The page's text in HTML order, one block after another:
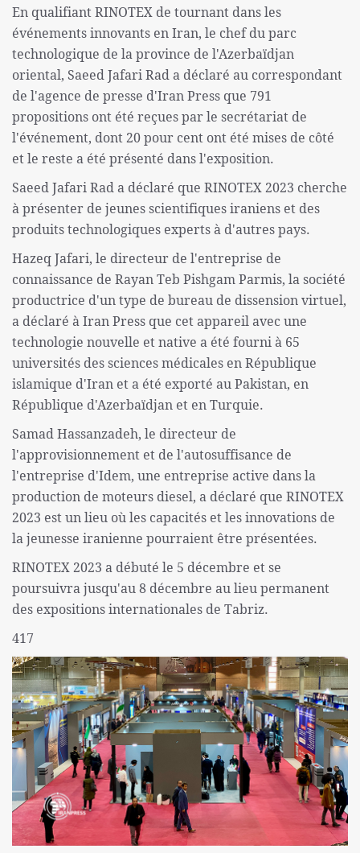
En qualifiant RINOTEX de tournant dans les
événements innovants en Iran, le chef du parc
technologique de la province de l'Azerbaïdjan
oriental, Saeed Jafari Rad a déclaré au correspondant
de l'agence de presse d'Iran Press que 791
propositions ont été reçues par le secrétariat de
l'événement, dont 20 pour cent ont été mises de côté
et le reste a été présenté dans l'exposition.
Saeed Jafari Rad a déclaré que RINOTEX 2023 cherche
à présenter de jeunes scientifiques iraniens et des
produits technologiques experts à d'autres pays.
Hazeq Jafari, le directeur de l'entreprise de
connaissance de Rayan Teb Pishgam Parmis, la société
productrice d'un type de bureau de dissension virtuel,
a déclaré à Iran Press que cet appareil avec une
technologie nouvelle et native a été fourni à 65
universités des sciences médicales en République
islamique d'Iran et a été exporté au Pakistan, en
République d'Azerbaïdjan et en Turquie.
Samad Hassanzadeh, le directeur de
l'approvisionnement et de l'autosuffisance de
l'entreprise d'Idem, une entreprise active dans la
production de moteurs diesel, a déclaré que RINOTEX
2023 est un lieu où les capacités et les innovations de
la jeunesse iranienne pourraient être présentées.
RINOTEX 2023 a débuté le 5 décembre et se
poursuivra jusqu'au 8 décembre au lieu permanent
des expositions internationales de Tabriz.
417